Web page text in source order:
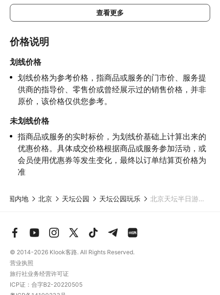
在一定风险，请您在参与相应项目之前充分了解《安全防护指
，在结合自身身体真实状况、年龄等情况并充分参考当地相关
3.禁止孕妇、患有高血压、心脏病等不适合刺激性游玩项目的疾病
患者及严重恐高、体质较弱的游客参加本产品内包含的项目，
隐瞒前述情况参加项目发生意外的，由您本人承担一切责任，因此
给旅行社造成损失的，还需对旅行社进行全额赔偿；
4.因本产品内可能包含多个旅游项目，请您在预订本产品之前与客
服工作人员沟通了解本产品内各项目的准入年龄、准入身高及准入
体重等准入要求，否则预订失败或预订后无法成行的后果由您自行
5.请您在参与项目期间全程穿戴好安全护具，避免发生意外事件；
通，工作人员将会及时为您提供必要支持。
查看更多
价格说明
划线价格
划线价格为参考价格，指商品或服务的门市价、服务提
供商的指导价、零售价或曾经展示过的销售价格，并非
原价，该价格仅供您参考。
未划线价格
指商品或服务的实时标价，为划线价基础上计算出来的
优惠价格。具体成交价格根据商品或服务参加活动，或
会员使用优惠券等发生变化，最终以订单结算页价格为
准
中国内地 北京 天坛公园 天坛公园玩乐 北京天坛半日游（含语音导览）
© 2014-2026 Klook客路. All Rights Reserved.
营业执照
旅行社业务经营许可证
ICP证：合字B2-20220505